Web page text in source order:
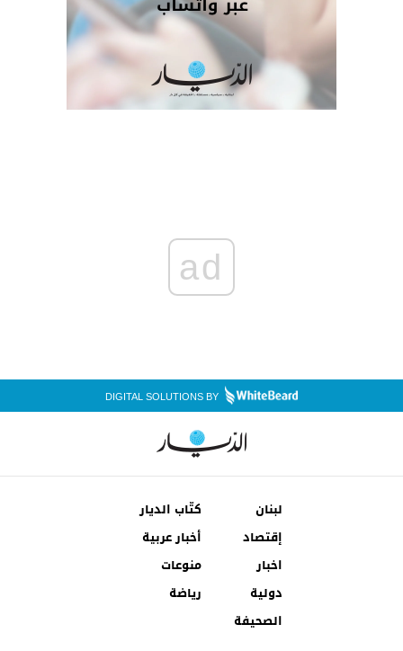
ad
DIGITAL SOLUTIONS BY
لبنان
كتّاب الديار
إقتصاد
أخبار عربية
اخبار
دولية
منوعات
رياضة
الصحيفة